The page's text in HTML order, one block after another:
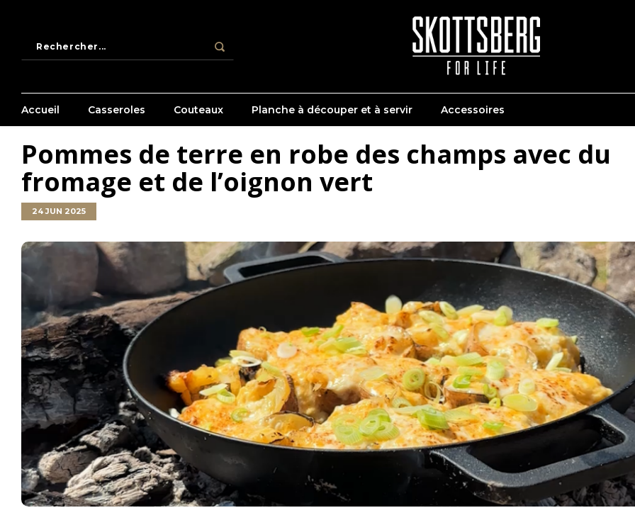
Accueil Casseroles Couteaux Planche à découper et à servir Accessoires
Pommes de terre en robe des champs avec du
fromage et de l’oignon vert
24 JUN 2025